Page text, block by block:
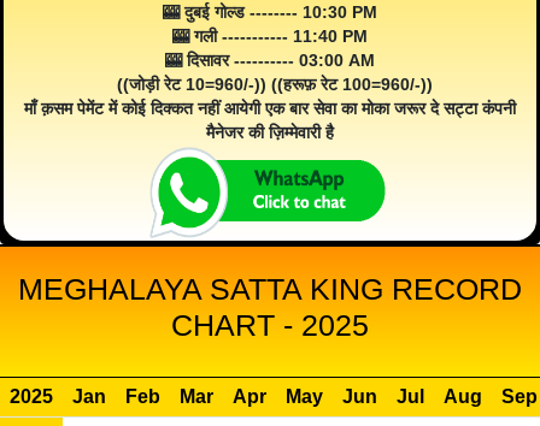
🎰 दुबई गोल्ड -------- 10:30 PM
🎰 गली ----------- 11:40 PM
🎰 दिसावर ---------- 03:00 AM
((जोड़ी रेट 10=960/-)) ((हरूफ़ रेट 100=960/-))
माँ क़सम पेमेंट में कोई दिक्कत नहीं आयेगी एक बार सेवा का मोका जरूर दे सट्टा कंपनी
मैनेजर की ज़िम्मेवारी है
MEGHALAYA SATTA KING RECORD
CHART - 2025
2025 Jan Feb Mar Apr May Jun Jul Aug
Sep